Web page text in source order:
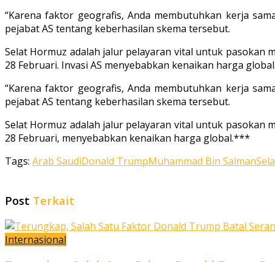
“Karena faktor geografis, Anda membutuhkan kerja
pejabat AS tentang keberhasilan skema tersebut.
Selat Hormuz adalah jalur pelayaran vital untuk pasokan
28 Februari. Invasi AS menyebabkan kenaikan harga global.
“Karena faktor geografis, Anda membutuhkan kerja
pejabat AS tentang keberhasilan skema tersebut.
Selat Hormuz adalah jalur pelayaran vital untuk pasokan
28 Februari, menyebabkan kenaikan harga global.***
Tags: Arab SaudiDonald TrumpMuhammad Bin Salman
Post Terkait
Internasional